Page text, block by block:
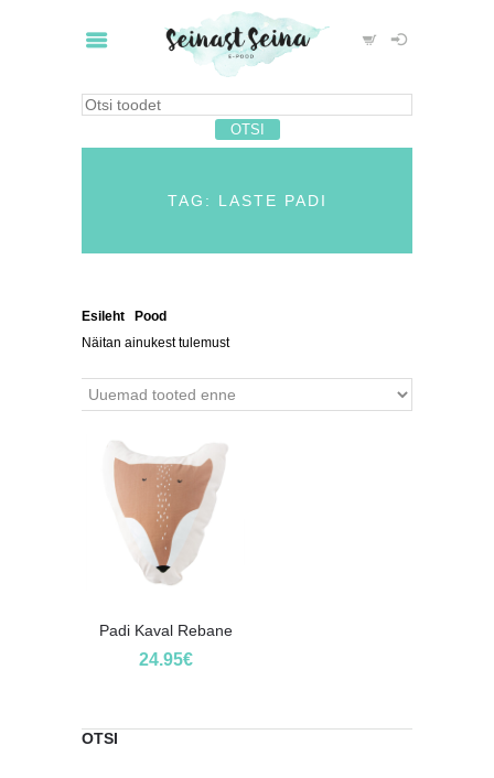
TAG: LASTE PADI
Esileht Pood
Näitan ainukest tulemust
Padi Kaval Rebane
24.95€
OTSI